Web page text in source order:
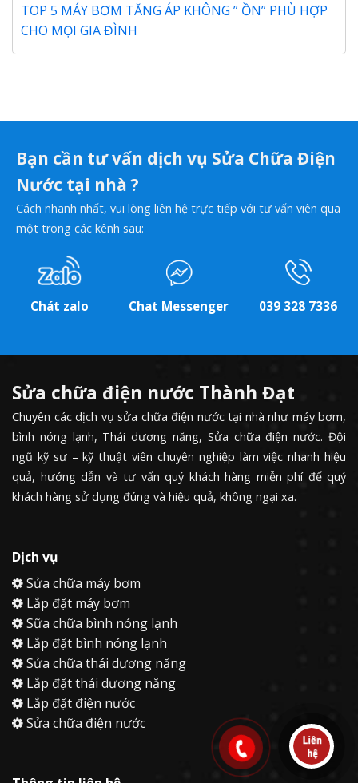
TOP 5 MÁY BƠM TĂNG ÁP KHÔNG ” ỒN” PHÙ HỢP
CHO MỌI GIA ĐÌNH
Bạn cần tư vấn dịch vụ Sửa Chữa Điện
Nước tại nhà ?
Cách nhanh nhất, vui lòng liên hệ trực tiếp với tư vấn viên qua
một trong các kênh sau:
Chát zalo Chat Messenger 039 328 7336
Sửa chữa điện nước Thành Đạt
Chuyên các dịch vụ sửa chữa điện nước tại nhà như máy bơm,
bình nóng lạnh, Thái dương năng, Sửa chữa điện nước. Đội
ngũ kỹ sư – kỹ thuật viên chuyên nghiệp làm việc nhanh hiệu
quả, hướng dẫn và tư vấn quý khách hàng miễn phí để quý
khách hàng sử dụng đúng và hiệu quả, không ngại xa.
Dịch vụ
Sửa chữa máy bơm
Lắp đặt máy bơm
Sữa chữa bình nóng lạnh
Lắp đặt bình nóng lạnh
Sửa chữa thái dương năng
Lắp đặt thái dương năng
Lắp đặt điện nước
Sửa chữa điện nước